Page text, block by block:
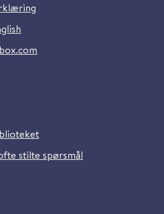
stilte spørsmål